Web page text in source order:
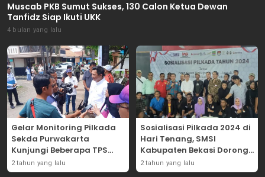
Muscab PKB Sumut Sukses, 130 Calon Ketua Dewan
Tanfidz Siap Ikuti UKK
4 bulan yang lalu
Gelar Monitoring Pilkada
Sekda Purwakarta
Kunjungi Beberapa TPS
Yang Ada Di Purwakarta
2 tahun yang lalu
Sosialisasi Pilkada 2024 di
Hari Tenang, SMSI
Kabupaten Bekasi Dorong
Angka Partisipasi
Masyarakat
2 tahun yang lalu